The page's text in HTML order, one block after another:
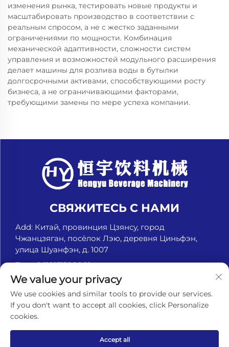
изменения рынка, тестировать новые продукты и
масштабировать производство в соответствии с
реальным спросом, а не с жестко заданными
ограничениями по мощности. Комбинация
механической адаптивности, сложности систем
управления и возможностей модульного расширения
делает машины для розлива воды в бутылки
долгосрочными активами, способствующими росту
бизнеса, а не ограничивающими факторами,
требующими замены по мере успеха компании.
СВЯЖИТЕСЬ С НАМИ
Add: Китай, провинция Цзянсу, город
Чжанцзяган, посёлок Лэю, деревня Циньфэн,
улица Шуанфэн, д. 1007
Тел.:+8618151580069
Электронная почта:[email protected]
© Чжанцзяган Хэньюй Машины для напитков, ООО.
конфиденциальности
We value your privacy
We use cookies and similar tools to provide our services.
If you don't want to accept all cookies, click Personalize
cookies.
Accept all